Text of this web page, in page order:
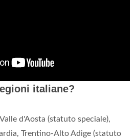
italiane?
d'Aosta (statuto speciale),
Trentino-Alto Adige (statuto